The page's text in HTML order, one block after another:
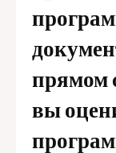
прямом
вы